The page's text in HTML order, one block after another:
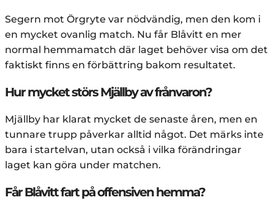
Segern mot Örgryte var nödvändig, men den kom i
en mycket ovanlig match. Nu får Blåvitt en mer
normal hemmamatch där laget behöver visa om det
faktiskt finns en förbättring bakom resultatet.
Hur mycket störs Mjällby av frånvaron?
Mjällby har klarat mycket de senaste åren, men en
tunnare trupp påverkar alltid något. Det märks inte
bara i startelvan, utan också i vilka förändringar
laget kan göra under matchen.
Får Blåvitt fart på offensiven hemma?